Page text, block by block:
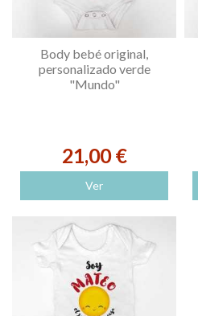
Body bebé original,
personalizado verde
"Mundo"
21,00 €
Ver